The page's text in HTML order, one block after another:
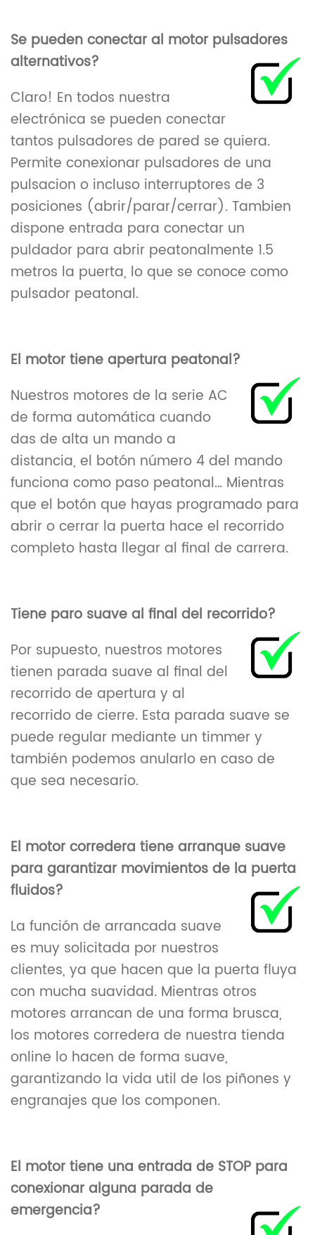
Se pueden conectar al motor pulsadores
alternativos?
Claro! En todos nuestra
electrónica se pueden conectar
tantos pulsadores de pared se quiera.
Permite conexionar pulsadores de una
pulsacion o incluso interruptores de 3
posiciones (abrir/parar/cerrar). Tambien
dispone entrada para conectar un
puldador para abrir peatonalmente 1.5
metros la puerta, lo que se conoce como
pulsador peatonal.
El motor tiene apertura peatonal?
Nuestros motores de la serie AC
de forma automática cuando
das de alta un mando a
distancia, el botón número 4 del mando
funciona como paso peatonal… Mientras
que el botón que hayas programado para
abrir o cerrar la puerta hace el recorrido
completo hasta llegar al final de carrera.
Tiene paro suave al final del recorrido?
Por supuesto, nuestros motores
tienen parada suave al final del
recorrido de apertura y al
recorrido de cierre. Esta parada suave se
puede regular mediante un timmer y
también podemos anularlo en caso de
que sea necesario.
El motor corredera tiene arranque suave
para garantizar movimientos de la puerta
fluidos?
La función de arrancada suave
es muy solicitada por nuestros
clientes, ya que hacen que la puerta fluya
con mucha suavidad. Mientras otros
motores arrancan de una forma brusca,
los motores corredera de nuestra tienda
online lo hacen de forma suave,
garantizando la vida util de los piñones y
engranajes que los componen.
El motor tiene una entrada de STOP para
conexionar alguna parada de
emergencia?